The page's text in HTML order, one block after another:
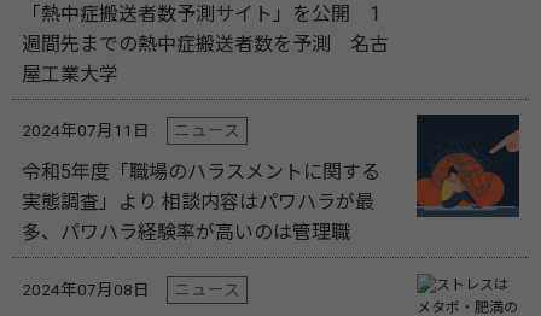
「熱中症搬送者数予測サイト」を公開 1
週間先までの熱中症搬送者数を予測 名古
屋工業大学
2024年07月11日 ニュース
令和5年度「職場のハラスメントに関する
実態調査」より 相談内容はパワハラが最
多、パワハラ経験率が高いのは管理職
2024年07月08日 ニュース